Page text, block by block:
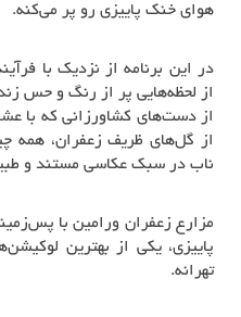
هوای خنک پاییزی رو پر می‌کنه.
در این برنامه از نزدیک با
از لحظه‌هایی پر از رنگ و حس
از دست‌های کشاورزانی که با
از گل‌های ظریف زعفران، همه
ناب در سبک عکاسی مستند و
مزارع زعفران ورامین با
پاییزی، یکی از بهترین
تهرانه.